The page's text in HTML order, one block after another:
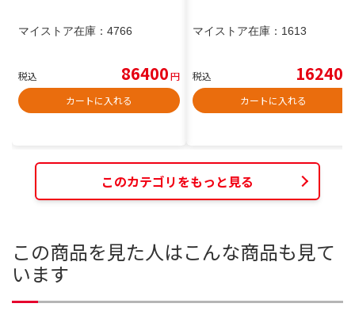
マイストア在庫： 4766
税込 86400円
カートに入れる
マイストア在庫： 1613
税込 16240
カートに入れる
このカテゴリをもっと見る
この商品を見た人はこんな商品も見て
います